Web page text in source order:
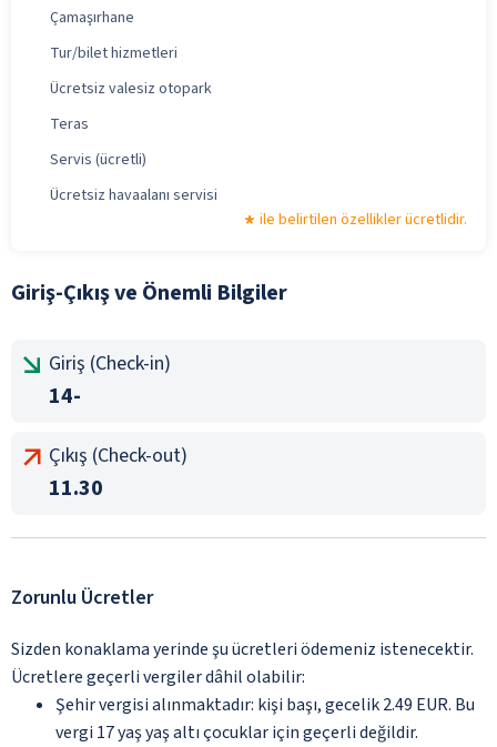
Çamaşırhane
Tur/bilet hizmetleri
Ücretsiz valesiz otopark
Teras
Servis (ücretli)
Ücretsiz havaalanı servisi
ile belirtilen özellikler ücretlidir.
Giriş-Çıkış ve Önemli Bilgiler
Giriş (Check-in)
14-
Çıkış (Check-out)
11.30
Zorunlu Ücretler
Sizden konaklama yerinde şu ücretleri ödemeniz istenecektir.
Ücretlere geçerli vergiler dâhil olabilir:
Şehir vergisi alınmaktadır: kişi başı, gecelik 2.49 EUR. Bu
vergi 17 yaş yaş altı çocuklar için geçerli değildir.